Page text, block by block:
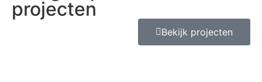
projecten
Bekijk projecten